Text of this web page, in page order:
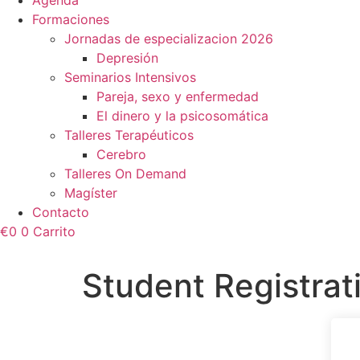
Formaciones
Jornadas de especializacion 2026
Depresión
Seminarios Intensivos
Pareja, sexo y enfermedad
El dinero y la psicosomática
Talleres Terapéuticos
Cerebro
Talleres On Demand
Magíster
Contacto
€0 0 Carrito
Student